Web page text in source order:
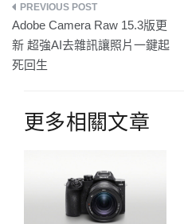
文
章
導
Adobe Camera Raw 15.3版更
新 超強AI去雜訊讓照片一鍵起
死回生
更多相關文章